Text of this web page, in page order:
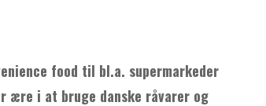
food til bl.a. supermarkeder
i at bruge danske råvarer og